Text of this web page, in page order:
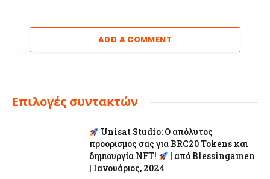
ADD A COMMENT
Επιλογές συντακτών
Unisat Studio: Ο απόλυτος
προορισμός σας για BRC20 Tokens και
δημιουργία NFT!
| από Blessingamen
| Ιανουάριος, 2024